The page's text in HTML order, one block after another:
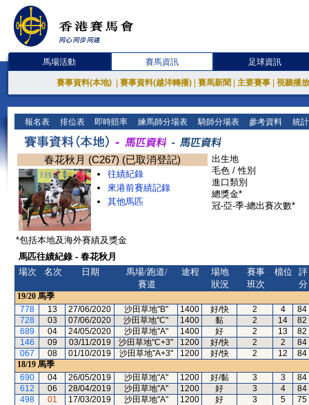
馬場活動 賽馬資訊 足球資訊
賽事資料(本地) 賽事資料(越洋轉播) 賽馬新聞 主要賽事 視聽播
報名表 排位表 即時賠率 練馬師分場表 騎師分場表 參考資料 統
春花秋月 (C267) (已取消登記)
往績紀錄
來港前賽績記錄
其他馬匹
出生地
毛色 / 性別
進口類別
總獎金*
冠-亞-季-總出賽次數*
*包括本地及海外賽績及獎金
馬匹往績紀錄 - 春花秋月
場次
名次 日期
馬場/跑道/
賽道
途程
場地
狀況
賽事
班次
檔位
評
分
19/20 馬季
778
13 27/06/2020 沙田草地"B" 1400 好/快 2 4
84
728
03 07/06/2020 沙田草地"C" 1400 黏 2 14
82
689
04 24/05/2020 沙田草地"A" 1400 好 2 13
82
146
09 03/11/2019 沙田草地"C+3" 1200 好/快 2 2
84
067
08 01/10/2019 沙田草地"A+3" 1200 好/快 2 12
84
18/19 馬季
690
04 26/05/2019 沙田草地"A" 1200 好/黏 3 3
84
612
06 28/04/2019 沙田草地"A" 1200 好 3 4
84
498
01 17/03/2019 沙田草地"A" 1200 好 3 5 75